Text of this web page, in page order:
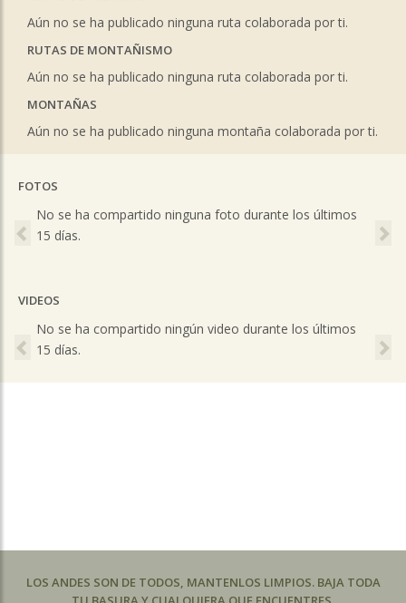
Aún no se ha publicado ninguna ruta colaborada por ti.
RUTAS DE MONTAÑISMO
Aún no se ha publicado ninguna ruta colaborada por ti.
MONTAÑAS
Aún no se ha publicado ninguna montaña colaborada por ti.
FOTOS
No se ha compartido ninguna foto durante los últimos
15 días.
Previous
VIDEOS
No se ha compartido ningún video durante los últimos
15 días.
Previous
LOS ANDES SON DE TODOS, MANTENLOS LIMPIOS. BAJA TODA